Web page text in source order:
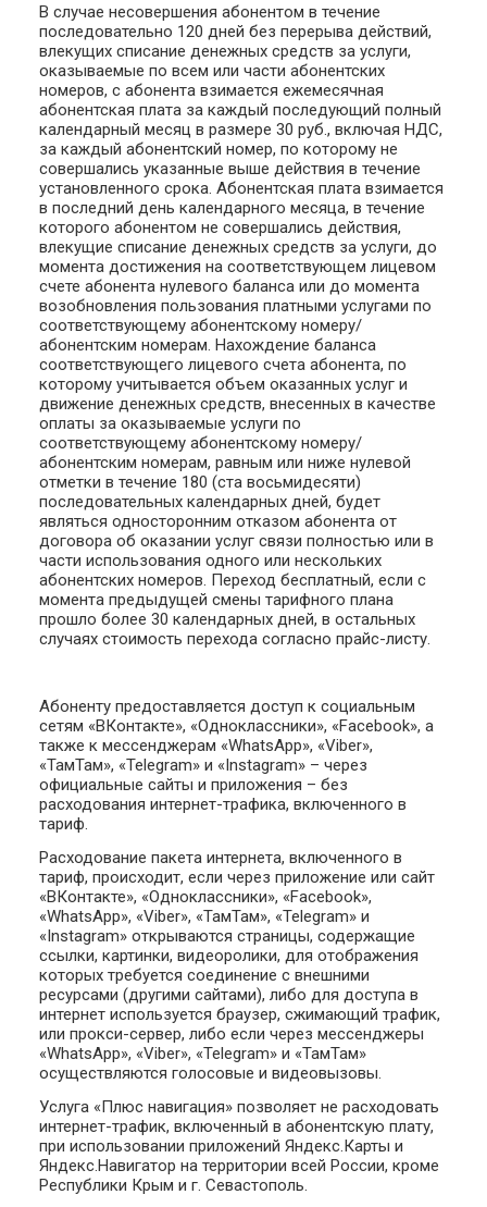
В случае несовершения абонентом в течение
последовательно 120 дней без перерыва действий,
влекущих списание денежных средств за услуги,
оказываемые по всем или части абонентских
номеров, с абонента взимается ежемесячная
абонентская плата за каждый последующий полный
календарный месяц в размере 30 руб., включая НДС,
за каждый абонентский номер, по которому не
совершались указанные выше действия в течение
установленного срока. Абонентская плата взимается
в последний день календарного месяца, в течение
которого абонентом не совершались действия,
влекущие списание денежных средств за услуги, до
момента достижения на соответствующем лицевом
счете абонента нулевого баланса или до момента
возобновления пользования платными услугами по
соответствующему абонентскому номеру/
абонентским номерам. Нахождение баланса
соответствующего лицевого счета абонента, по
которому учитывается объем оказанных услуг и
движение денежных средств, внесенных в качестве
оплаты за оказываемые услуги по
соответствующему абонентскому номеру/
абонентским номерам, равным или ниже нулевой
отметки в течение 180 (ста восьмидесяти)
последовательных календарных дней, будет
являться односторонним отказом абонента от
договора об оказании услуг связи полностью или в
части использования одного или нескольких
абонентских номеров. Переход бесплатный, если с
момента предыдущей смены тарифного плана
прошло более 30 календарных дней, в остальных
случаях стоимость перехода согласно прайс-листу.
Абоненту предоставляется доступ к социальным
сетям «ВКонтакте», «Одноклассники», «Facebook», а
также к мессенджерам «WhatsApp», «Viber»,
«ТамТам», «Telegram» и «Instagram» – через
официальные сайты и приложения – без
расходования интернет-трафика, включенного в
тариф.
Расходование пакета интернета, включенного в
тариф, происходит, если через приложение или сайт
«ВКонтакте», «Одноклассники», «Facebook»,
«WhatsApp», «Viber», «ТамТам», «Telegram» и
«Instagram» открываются страницы, содержащие
ссылки, картинки, видеоролики, для отображения
которых требуется соединение с внешними
ресурсами (другими сайтами), либо для доступа в
интернет используется браузер, сжимающий трафик,
или прокси-сервер, либо если через мессенджеры
«WhatsApp», «Viber», «Telegram» и «ТамТам»
осуществляются голосовые и видеовызовы.
Услуга «Плюс навигация» позволяет не расходовать
интернет-трафик, включенный в абонентскую плату,
при использовании приложений Яндекс.Карты и
Яндекс.Навигатор на территории всей России, кроме
Республики Крым и г. Севастополь.